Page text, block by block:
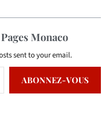
Monaco
sent to your email.
ABONNEZ-VOUS